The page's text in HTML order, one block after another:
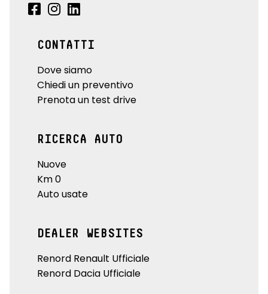
CONTATTI
Dove siamo
Chiedi un preventivo
Prenota un test drive
RICERCA AUTO
Nuove
Km 0
Auto usate
DEALER WEBSITES
Renord Renault Ufficiale
Renord Dacia Ufficiale